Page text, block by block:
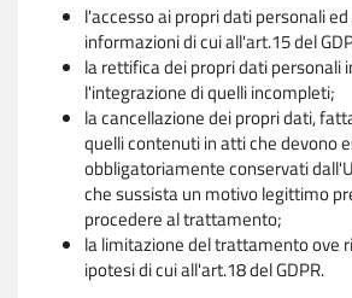
l'accesso ai propri dati personali
informazioni di cui all'art.15 del
la rettifica dei propri dati personali
l'integrazione di quelli incompleti;
la cancellazione dei propri dati,
quelli contenuti in atti che devono
obbligatoriamente conservati
che sussista un motivo legittimo
procedere al trattamento;
la limitazione del trattamento ove
ipotesi di cui all'art.18 del GDPR.